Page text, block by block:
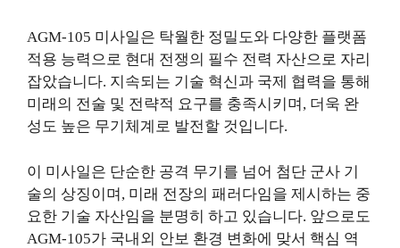
AGM-105 미사일은 탁월한 정밀도와 다양한 플랫폼
적용 능력으로 현대 전쟁의 필수 전력 자산으로 자리
잡았습니다. 지속되는 기술 혁신과 국제 협력을 통해
미래의 전술 및 전략적 요구를 충족시키며, 더욱 완
성도 높은 무기체계로 발전할 것입니다.
이 미사일은 단순한 공격 무기를 넘어 첨단 군사 기
술의 상징이며, 미래 전장의 패러다임을 제시하는 중
요한 기술 자산임을 분명히 하고 있습니다. 앞으로도
AGM-105가 국내외 안보 환경 변화에 맞서 핵심 역